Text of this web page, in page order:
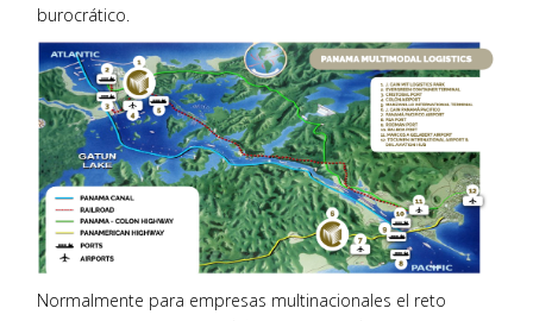
burocrático.
Normalmente para empresas multinacionales el reto